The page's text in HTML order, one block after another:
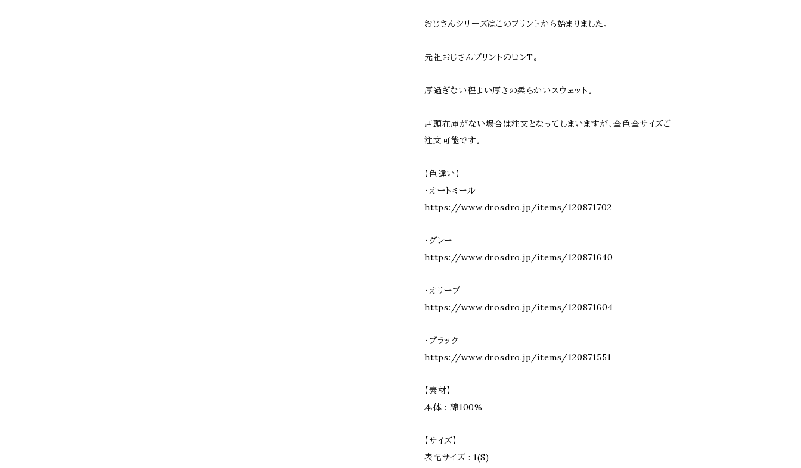
おじさんシリーズはこのプリントから始まりました。
元祖おじさんプリントのロンT。
厚過ぎない程よい厚さの柔らかいスウェット。
店頭在庫がない場合は注文となってしまいますが、全色全サイズご
注文可能です。
【色違い】
・オートミール
https://www.drosdro.jp/items/120871702
・グレー
https://www.drosdro.jp/items/120871640
・オリーブ
https://www.drosdro.jp/items/120871604
・ブラック
https://www.drosdro.jp/items/120871551
【素材】
本体 : 綿100%
【サイズ】
表記サイズ : 1(S)